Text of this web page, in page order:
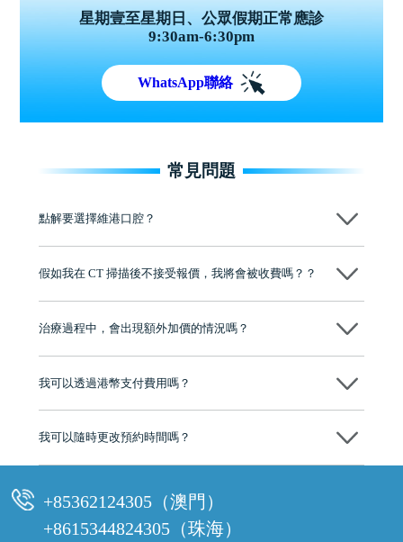
星期壹至星期日、公眾假期正常應診
9:30am-6:30pm
WhatsApp聯絡
常見問題
點解要選擇維港口腔？
牌」、「2025香港企業領袖品牌」，是諾貝爾種植系統全球放心植牙中
至今已服務超過三十個國家和地區的顧客，受到粵港澳大灣區及周邊城
有咨詢及服務保障中心，有任何問題都可以隨時預約免費咨詢，讓人十
假如我在 CT 掃描後不接受報價，我將會被收費嗎？？
治療過程中，會出現額外加價的情況嗎？
我可以透過港幣支付費用嗎？
可以。維港口腔會按照當日匯率轉算收取費用，而匯率會及時告知客人
我可以隨時更改預約時間嗎？
+85362124305（澳門）
+8615344824305（珠海）